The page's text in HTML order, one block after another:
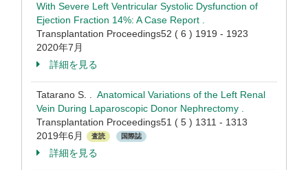
With Severe Left Ventricular Systolic Dysfunction of
Ejection Fraction 14%: A Case Report .
Transplantation Proceedings52 ( 6 ) 1919 - 1923
2020年7月
詳細を見る
Tatarano S. . Anatomical Variations of the Left Renal
Vein During Laparoscopic Donor Nephrectomy .
Transplantation Proceedings51 ( 5 ) 1311 - 1313
2019年6月
査読 国際誌
詳細を見る